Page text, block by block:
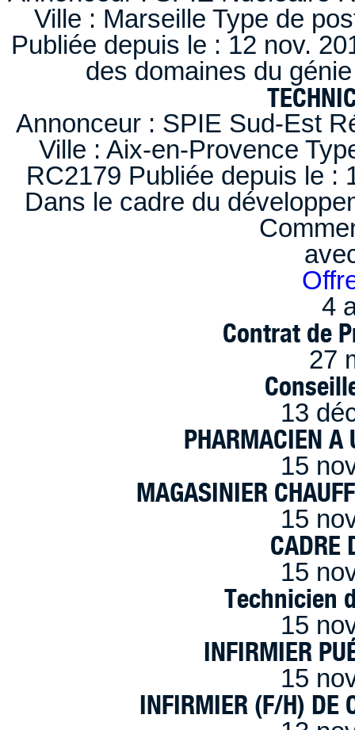
Ville : Marseille Type de
Publiée depuis le : 12 nov.
des domaines du
Annonceur : SPIE Sud-Est
Ville : Aix-en-Provence
RC2179 Publiée depuis le :
Dans le cadre du
4
Contrat de
27
13
PHARMACIEN A
15
MAGASINIER
15
CADRE
15
Technicien
15
INFIRMIER
15
INFIRMIER (F/H) DE